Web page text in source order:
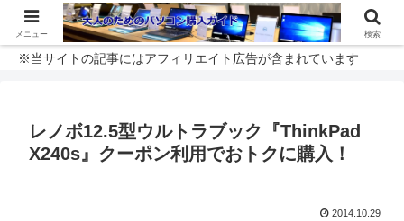
※当サイトの記事にはアフィリエイト広告が含まれています
レノボ12.5型ウルトラブック『ThinkPad
X240s』クーポン利用でおトクに購入！
2014.10.29
メニュー 検索